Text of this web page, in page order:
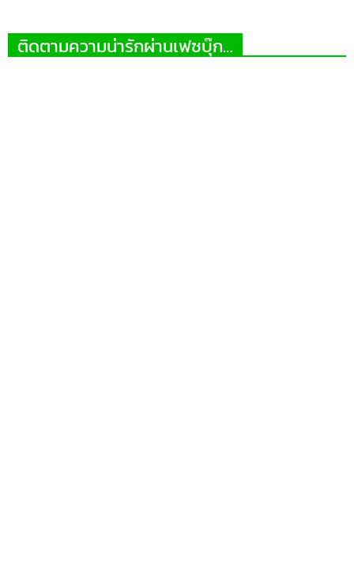
ติดตามความน่ารักผ่านเฟซบุ๊ก…